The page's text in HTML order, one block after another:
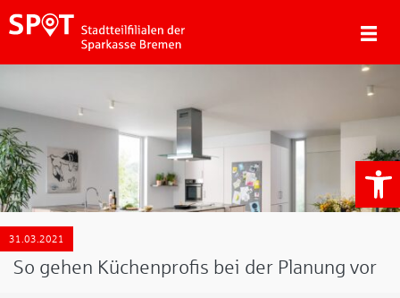
AMk
31.03.2021
So gehen Küchenprofis bei der Planung vor